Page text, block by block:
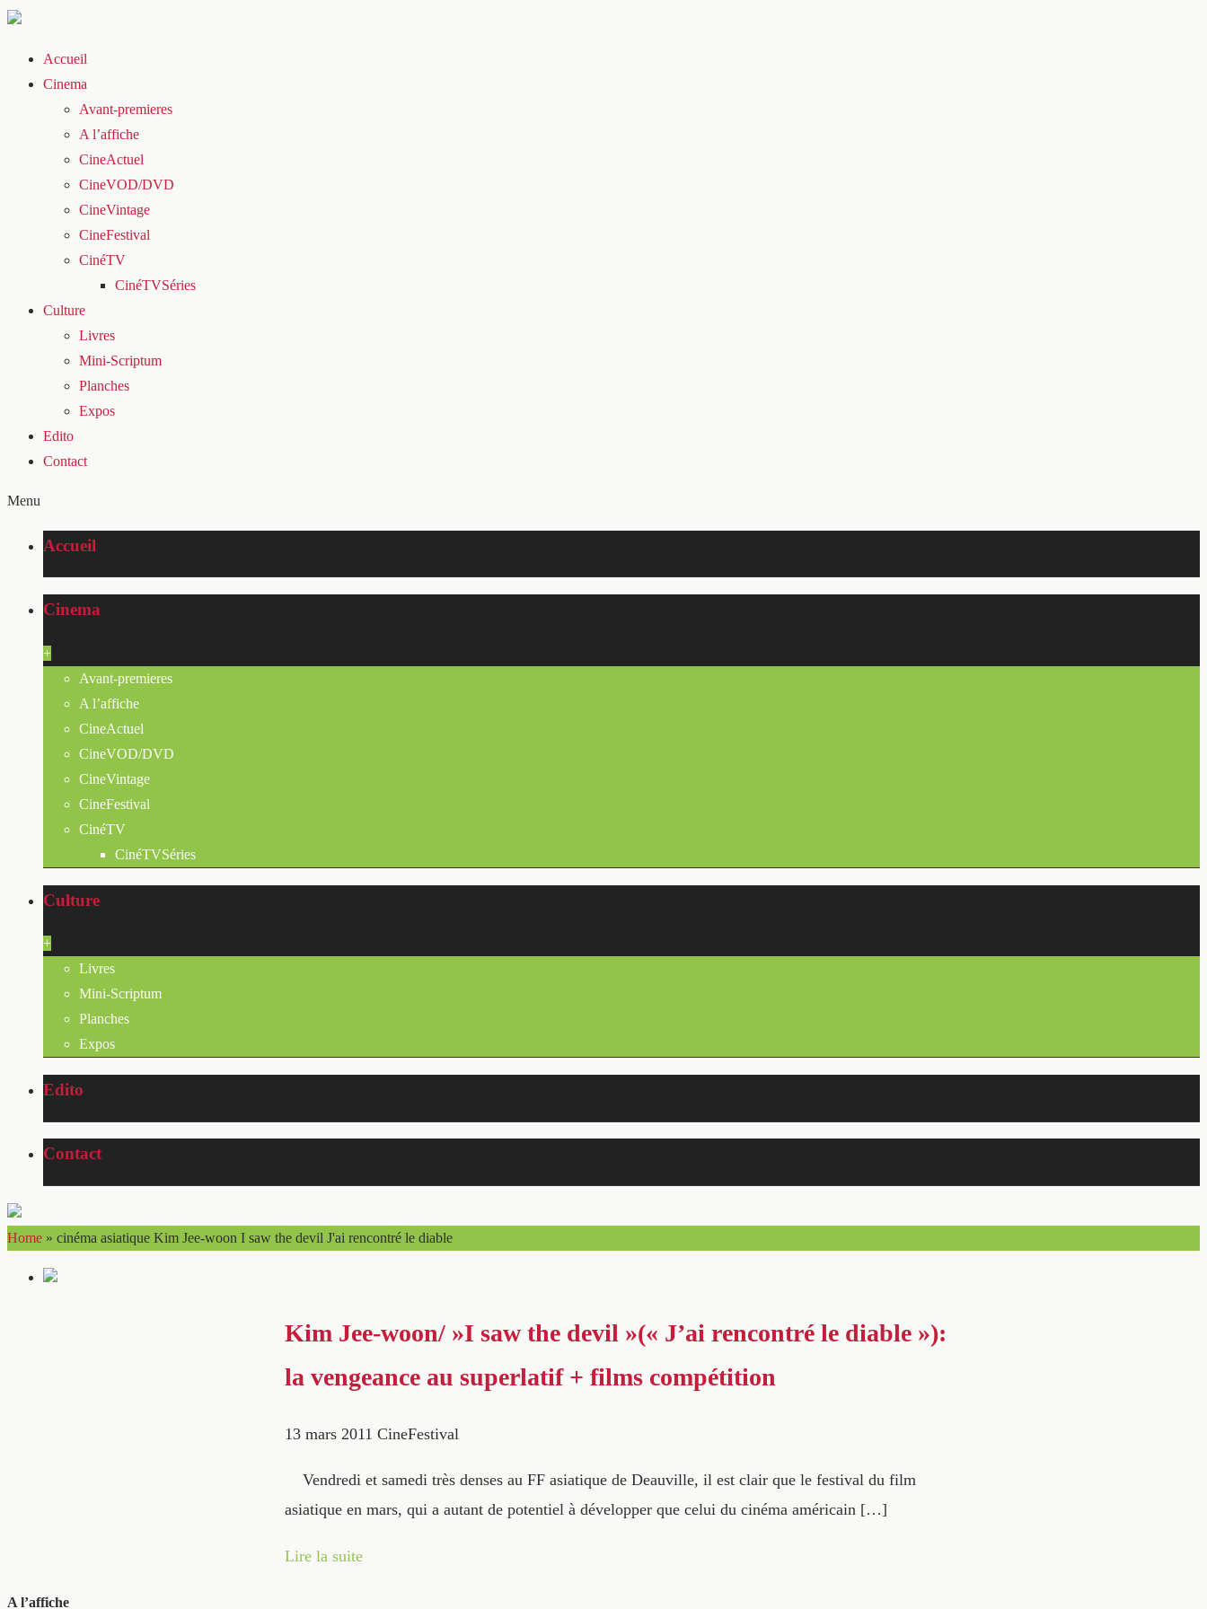
Accueil
Cinema
Avant-premieres
A l’affiche
CineActuel
CineVOD/DVD
CineVintage
CineFestival
CinéTV
CinéTVSéries
Culture
Livres
Mini-Scriptum
Planches
Expos
Edito
Contact
Menu
Accueil
Cinema
+
Avant-premieres
A l’affiche
CineActuel
CineVOD/DVD
CineVintage
CineFestival
CinéTV
CinéTVSéries
Culture
+
Livres
Mini-Scriptum
Planches
Expos
Edito
Contact
Home » cinéma asiatique Kim Jee-woon I saw the devil J'ai rencontré le diable
Kim Jee-woon/ »I saw the devil »(« J’ai rencontré le diable »):
la vengeance au superlatif + films compétition
13 mars 2011 CineFestival
Vendredi et samedi très denses au FF asiatique de Deauville, il est clair que le festival du film
asiatique en mars, qui a autant de potentiel à développer que celui du cinéma américain […]
Lire la suite
A l’affiche